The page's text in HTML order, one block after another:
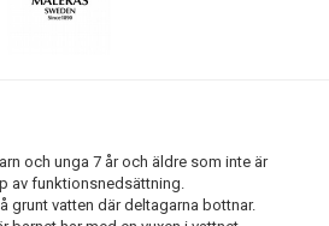
och unga 7 år och äldre som inte är
av funktionsnedsättning.
grunt vatten där deltagarna bottnar.